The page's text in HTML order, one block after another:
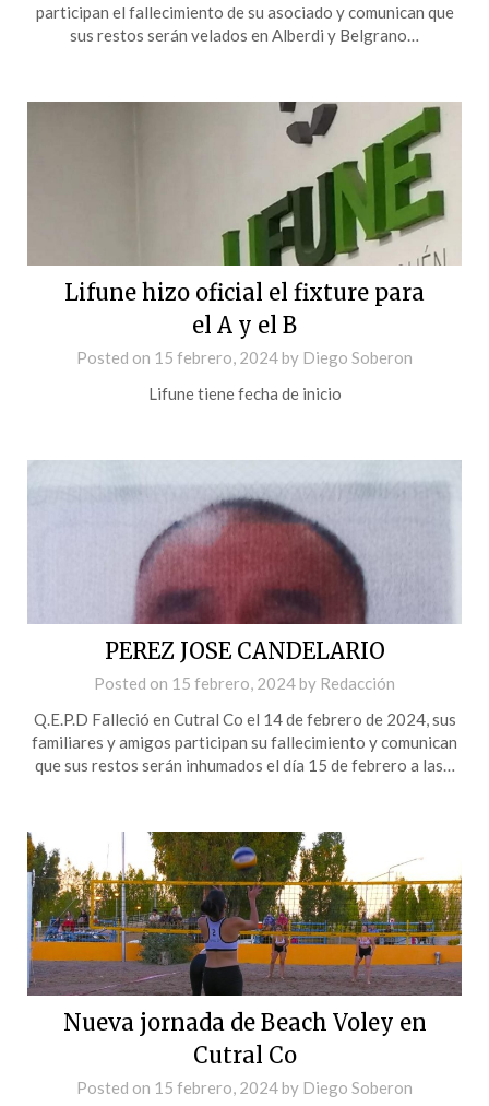
participan el fallecimiento de su asociado y comunican que
sus restos serán velados en Alberdi y Belgrano…
Lifune hizo oficial el fixture para
el A y el B
Posted on 15 febrero, 2024by Diego Soberon
Lifune tiene fecha de inicio
PEREZ JOSE CANDELARIO
Posted on 15 febrero, 2024by Redacción
Q.E.P.D Falleció en Cutral Co el 14 de febrero de 2024, sus
familiares y amigos participan su fallecimiento y comunican
que sus restos serán inhumados el día 15 de febrero a las…
Nueva jornada de Beach Voley en
Cutral Co
Posted on 15 febrero, 2024by Diego Soberon